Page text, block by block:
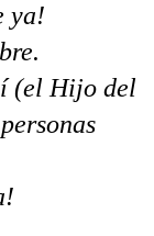
ya!
(el Hijo del